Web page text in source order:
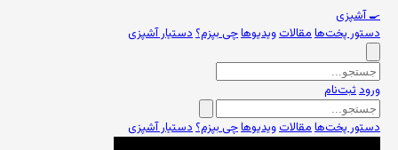
🍳آشپزی
دستور پخت‌هامقالاتویدیوهاچی بپزم؟دستیار آشپزی
ورودثبت‌نام
دستور پخت‌هامقالاتویدیوهاچی بپزم؟دستیار آشپزی